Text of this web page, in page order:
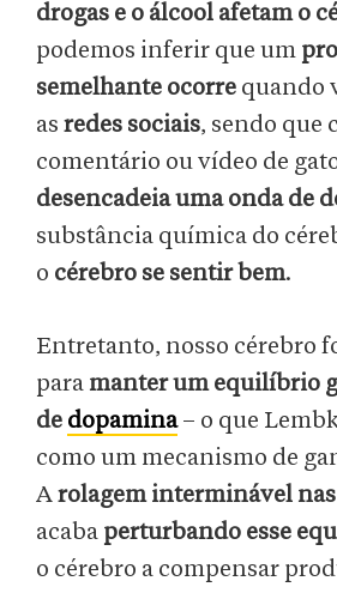
drogas e o álcool afetam o
podemos inferir que um
semelhante ocorre quando
as redes sociais, sendo que
comentário ou vídeo de
desencadeia uma onda de
substância química do
o cérebro se sentir bem.
Entretanto, nosso cérebro
para manter um equilíbrio
de dopamina– o que
como um mecanismo de
Arolagem interminável nas
acaba perturbando esse
o cérebro a compensar